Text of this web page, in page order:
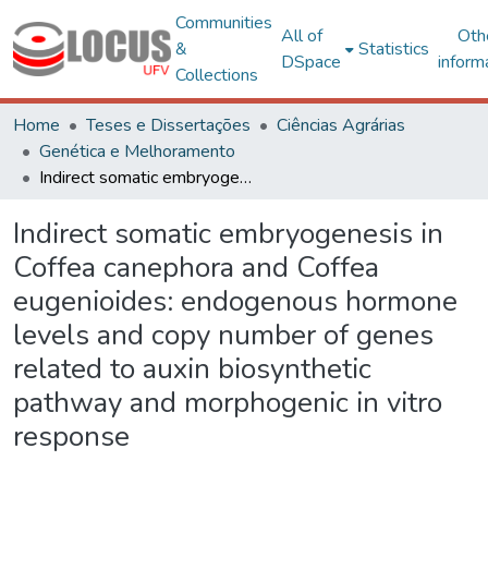
Communities
&
Collections
All of
DSpace
Statistics
Home Teses e Dissertações
Ciências Agrárias
Genética e Melhoramento
Indirect somatic embryogenesis in Coffea canephora and Coffea eugenioides: endogenous hormone levels and copy number of genes related to auxin biosynthetic pathway and morphogenic in vitro response
Indirect somatic embryogenesis in
Coffea canephora and Coffea
eugenioides: endogenous hormone
levels and copy number of genes
related to auxin biosynthetic
pathway and morphogenic in vitro
response